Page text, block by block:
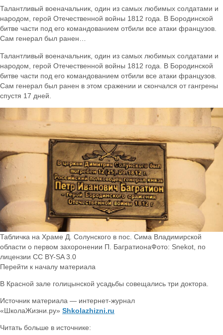
Талантливый военачальник, один из самых любимых солдатами и
народом, герой Отечественной войны 1812 года. В Бородинской
битве части под его командованием отбили все атаки французов.
Сам генерал был ранен…
Талантливый военачальник, один из самых любимых солдатами и
народом, герой Отечественной войны 1812 года. В Бородинской
битве части под его командованием отбили все атаки французов.
Сам генерал был ранен в этом сражении и скончался от гангрены
спустя 17 дней.
Табличка на Храме Д. Солунского в пос. Сима Владимирской
области о первом захоронении П. БагратионаФото: Snekot, по
лицензии CC BY-SA 3.0
Перейти к началу материала
В Красной зале голицынской усадьбы совещались три доктора.
Источник материала — интернет-журнал
«ШколаЖизни.ру» Shkolazhizni.ru
Читать больше в источнике: